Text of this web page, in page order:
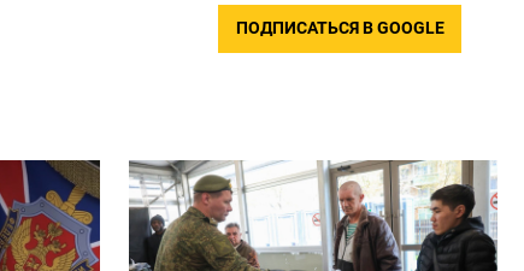
ПОДПИСАТЬСЯ В GOOGLE